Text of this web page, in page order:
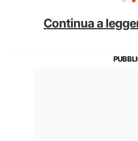
Continua a